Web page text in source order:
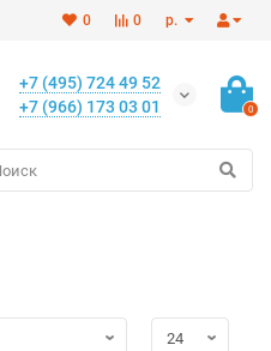
р.
0
0
+7 (495) 724 49 52
+7 (966) 173 03 01
0